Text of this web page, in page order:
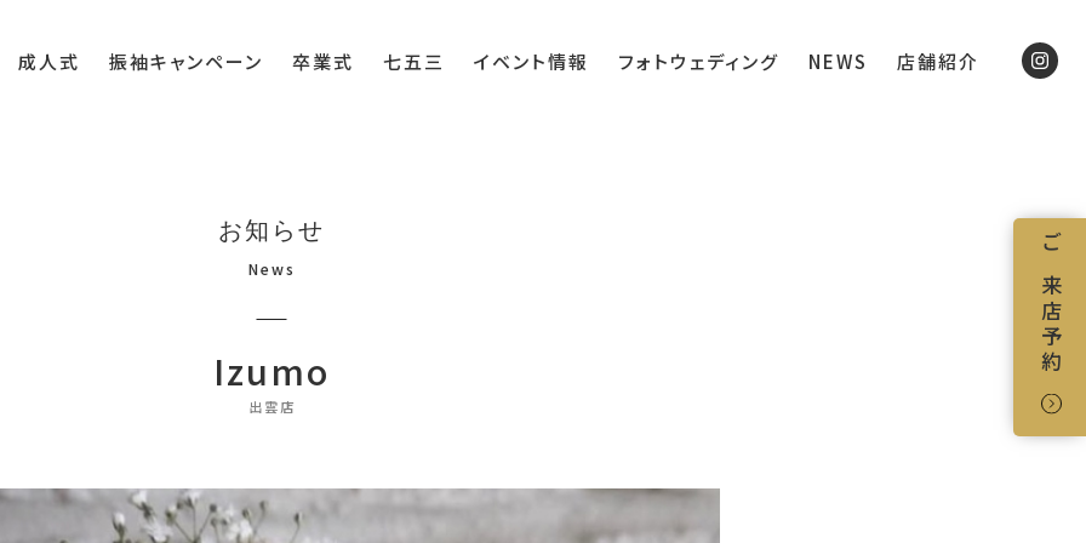
成人式 振袖キャンペーン 卒業式 七五三 イベント情報 フォトウェディング NEWS 店舗紹介
お知らせ
News
Izumo
出雲店
ご来店予約